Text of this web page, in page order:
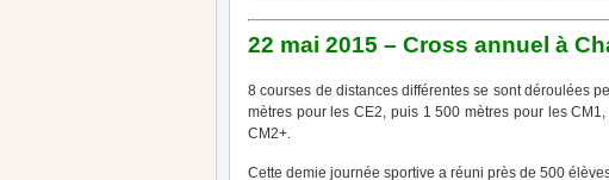
22 mai 2015 – Cross annuel à
8 courses de distances différentes se sont déroulées
mètres pour les CE2, puis 1 500 mètres pour les
CM2+.
Cette demie journée sportive a réuni près de 500